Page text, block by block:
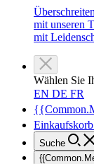
mit unseren
mit
Wählen Sie
EN DE FR
Einkaufskorb
Suche